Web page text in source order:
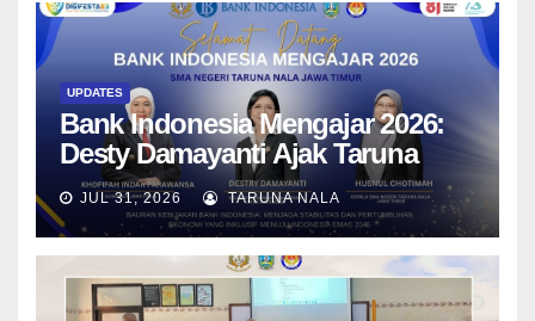
UPDATES
Bank Indonesia Mengajar 2026:
Desty Damayanti Ajak Taruna
SMAN Taruna Nala Jawa Timur
Menjadi Generasi Pemimpin
Berwawasan Global
JUL 31, 2026 TARUNA NALA